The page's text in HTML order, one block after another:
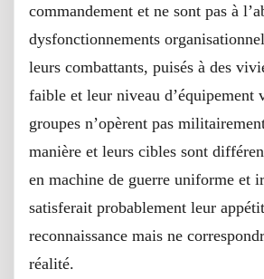
commandement et ne sont pas à
dysfonctionnements
leurs combattants, puisés à des
faible et leur niveau d’équipement
groupes n’opèrent pas
manière et leurs cibles sont
en machine de guerre uniforme et
satisferait probablement leur
reconnaissance mais ne
réalité.